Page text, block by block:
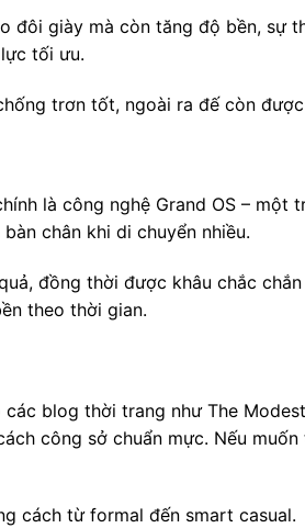
giày mà còn tăng độ bền, sự
tối ưu.
trơn tốt, ngoài ra đế còn
là công nghệ Grand OS – một
chân khi di chuyển nhiều.
đồng thời được khâu chắc
theo thời gian.
blog thời trang như The
công sở chuẩn mực. Nếu
cách từ formal đến smart casual.